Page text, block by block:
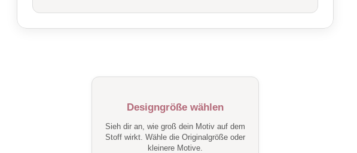
Designgröße wählen
Sieh dir an, wie groß dein Motiv auf dem
Stoff wirkt. Wähle die Originalgröße oder
kleinere Motive.